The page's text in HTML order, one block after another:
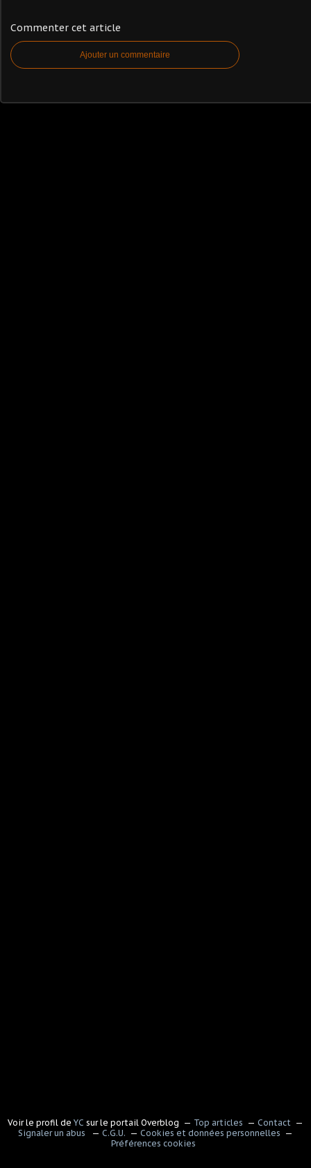
Commenter cet article
Ajouter un commentaire
Voir le profil de YC sur le portail Overblog Top articles
Contact
Signaler un abus
C.G.U.
Cookies et données personnelles
Préférences cookies